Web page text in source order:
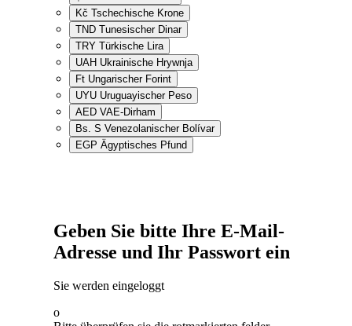
Kč Tschechische Krone
TND Tunesischer Dinar
TRY Türkische Lira
UAH Ukrainische Hrywnja
Ft Ungarischer Forint
UYU Uruguayischer Peso
AED VAE-Dirham
Bs. S Venezolanischer Bolívar
EGP Ägyptisches Pfund
Geben Sie bitte Ihre E-Mail-
Adresse und Ihr Passwort ein
Sie werden eingeloggt
o